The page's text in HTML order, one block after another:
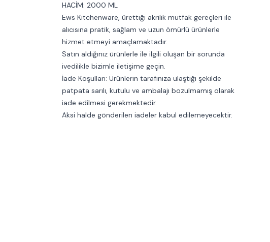
HACİM: 2000 ML
Ews Kitchenware, ürettiği akrilik mutfak gereçleri ile
alıcısına pratik, sağlam ve uzun ömürlü ürünlerle
hizmet etmeyi amaçlamaktadır.
Satın aldığınız ürünlerle ile ilgili oluşan bir sorunda
ivedilikle bizimle iletişime geçin.
İade Koşulları: Ürünlerin tarafınıza ulaştığı şekilde
patpata sarılı, kutulu ve ambalajı bozulmamış olarak
iade edilmesi gerekmektedir.
Aksi halde gönderilen iadeler kabul edilemeyecektir.